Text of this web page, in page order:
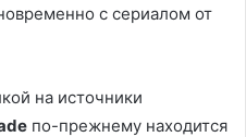
с сериалом от
на источники
по-прежнему находится